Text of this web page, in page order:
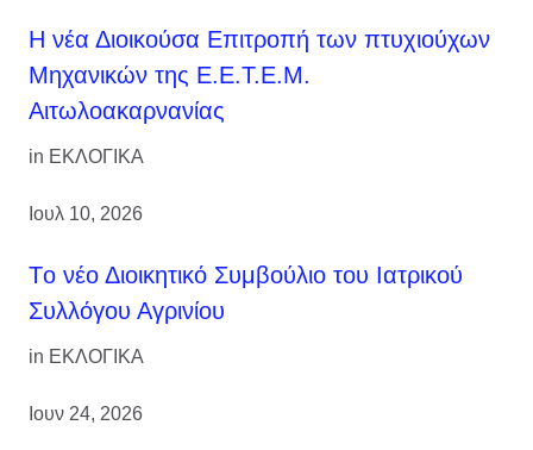
H νέα Διοικούσα Επιτροπή των πτυχιούχων
Μηχανικών της Ε.Ε.Τ.Ε.Μ.
Αιτωλοακαρνανίας
in ΕΚΛΟΓΙΚΑ
Ιουλ 10, 2026
Tο νέο Διοικητικό Συμβούλιο του Ιατρικού
Συλλόγου Αγρινίου
in ΕΚΛΟΓΙΚΑ
Ιουν 24, 2026